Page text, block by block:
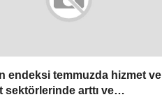
endeksi temmuzda hizmet ve
sektörlerinde arttı ve